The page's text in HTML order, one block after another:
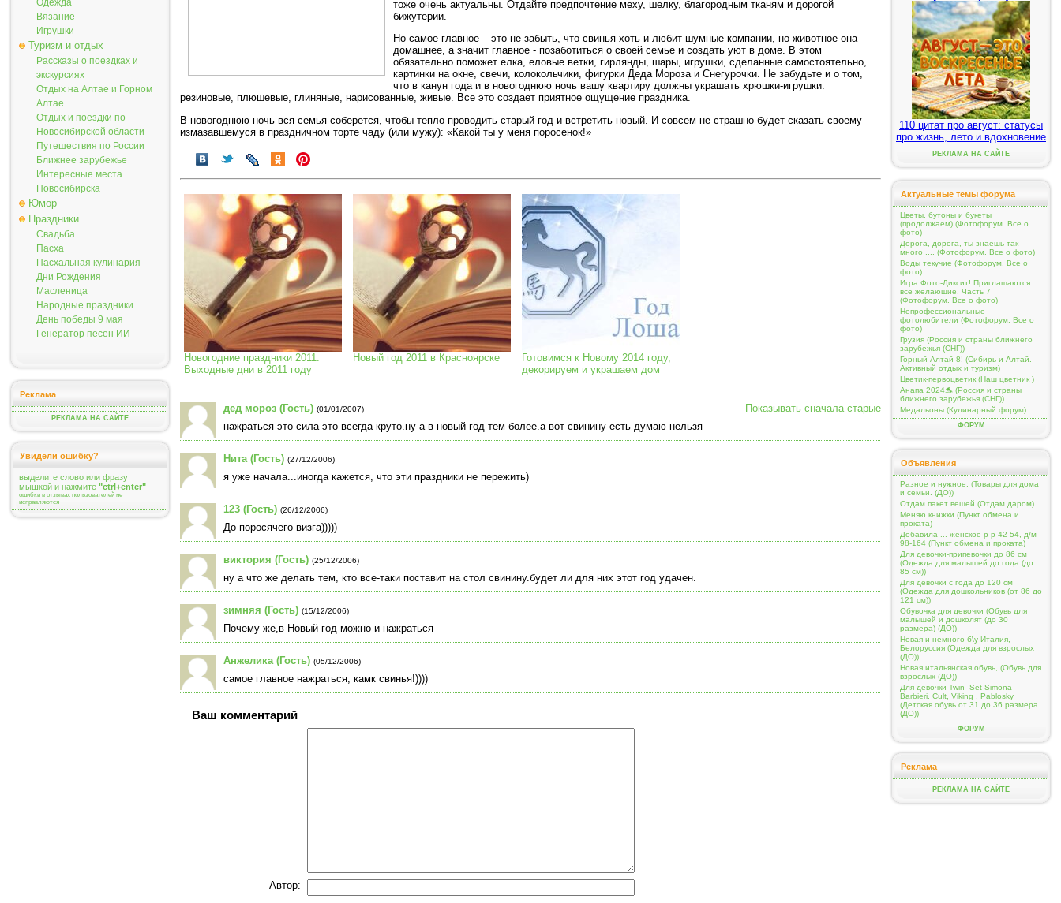
Одежда
Вязание
Игрушки
Туризм и отдых
Рассказы о поездках и
экскурсиях
Отдых на Алтае и Горном
Алтае
Отдых и поездки по
Новосибирской области
Путешествия по России
Ближнее зарубежье
Интересные места
Новосибирска
Юмор
Праздники
Свадьба
Пасха
Пасхальная кулинария
Дни Рождения
Масленица
Народные праздники
День победы 9 мая
Генератор песен ИИ
Реклама
РЕКЛАМА НА САЙТЕ
Увидели ошибку?
выделите слово или фразу
мышкой и нажмите "ctrl+enter"
ошибки в отзывах пользователей не
исправляются
тоже очень актуальны. Отдайте предпочтение меху, шелку, благородным тканям и дорогой
бижутерии.
Но самое главное – это не забыть, что свинья хоть и любит шумные компании, но животное она –
домашнее, а значит главное - позаботиться о своей семье и создать уют в доме. В этом
обязательно поможет елка, еловые ветки, гирлянды, шары, игрушки, сделанные самостоятельно,
картинки на окне, свечи, колокольчики, фигурки Деда Мороза и Снегурочки. Не забудьте и о том,
что в канун года и в новогоднюю ночь вашу квартиру должны украшать хрюшки-игрушки:
резиновые, плюшевые, глиняные, нарисованные, живые. Все это создает приятное ощущение праздника.
В новогоднюю ночь вся семья соберется, чтобы тепло проводить старый год и встретить новый. И совсем не страшно будет сказать своему
измазавшемуся в праздничном торте чаду (или мужу): «Какой ты у меня поросенок!»
Новогодние праздники 2011.
Выходные дни в 2011 году
Новый год 2011 в Красноярске
Готовимся к Новому 2014 году,
декорируем и украшаем дом
Показывать сначала старые
дед мороз (Гость) (01/01/2007)
нажраться это сила это всегда круто.ну а в новый год тем более.а вот свинину есть думаю нельзя
Нита (Гость) (27/12/2006)
я уже начала...иногда кажется, что эти праздники не пережить)
123 (Гость) (26/12/2006)
До поросячего визга)))))
виктория (Гость) (25/12/2006)
ну а что же делать тем, кто все-таки поставит на стол свинину.будет ли для них этот год удачен.
зимняя (Гость) (15/12/2006)
Почему же,в Новый год можно и нажраться
Анжелика (Гость) (05/12/2006)
самое главное нажраться, камк свинья!))))
Ваш комментарий
Автор:
110 цитат про август: статусы
про жизнь, лето и вдохновение
РЕКЛАМА НА САЙТЕ
Актуальные темы форума
Цветы, бутоны и букеты
(продолжаем) (Фотофорум. Все о
фото)
Дорога, дорога, ты знаешь так
много .... (Фотофорум. Все о фото)
Воды текучие (Фотофорум. Все о
фото)
Игра Фото-Диксит! Приглашаются
все желающие. Часть 7
(Фотофорум. Все о фото)
Непрофессиональные
фотолюбители (Фотофорум. Все о
фото)
Грузия (Россия и страны ближнего
зарубежья (СНГ))
Горный Алтай 8! (Сибирь и Алтай.
Активный отдых и туризм)
Цветик-первоцветик (Наш цветник )
Анапа 2024🐬 (Россия и страны
ближнего зарубежья (СНГ))
Медальоны (Кулинарный форум)
ФОРУМ
Объявления
Разное и нужное. (Товары для дома
и семьи. (ДО))
Отдам пакет вещей (Отдам даром)
Меняю книжки (Пункт обмена и
проката)
Добавила ... женское р-р 42-54, д/м
98-164 (Пункт обмена и проката)
Для девочки-припевочки до 86 см
(Одежда для малышей до года (до
85 см))
Для девочки с года до 120 см
(Одежда для дошкольников (от 86 до
121 см))
Обувочка для девочки (Обувь для
малышей и дошколят (до 30
размера) (ДО))
Новая и немного б\у Италия,
Белоруссия (Одежда для взрослых
(ДО))
Новая итальянская обувь, (Обувь для
взрослых (ДО))
Для девочки Twin- Set Simona
Barbieri. Cult, Viking , Pablosky
(Детская обувь от 31 до 36 размера
(ДО))
ФОРУМ
Реклама
РЕКЛАМА НА САЙТЕ